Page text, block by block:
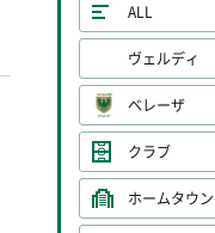
ALL
ヴェルディ
ベレーザ
クラブ
ホームタウン